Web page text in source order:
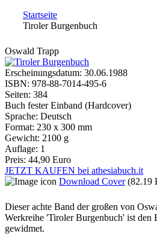
Sie sind hier
Startseite
Tiroler Burgenbuch
Oswald Trapp
Erscheinungsdatum: 30.06.1988
ISBN: 978-88-7014-495-6
Seiten: 384
Buch fester Einband (Hardcover)
Sprache: Deutsch
Format: 230 x 300 mm
Gewicht: 2100 g
Auflage: 1
Preis: 44,90 Euro
JETZT KAUFEN bei athesiabuch.it
Download Cover (82.19
Dieser achte Band der großen von
Werkreihe 'Tiroler Burgenbuch' ist den
gewidmet.